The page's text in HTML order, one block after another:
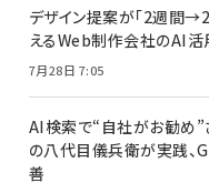
デザイン提案が「2週間
えるWeb制作会社のAI活
7月28日 7:05
AI検索で“自社がお勧め”
の八代目儀兵衛が実践、
善